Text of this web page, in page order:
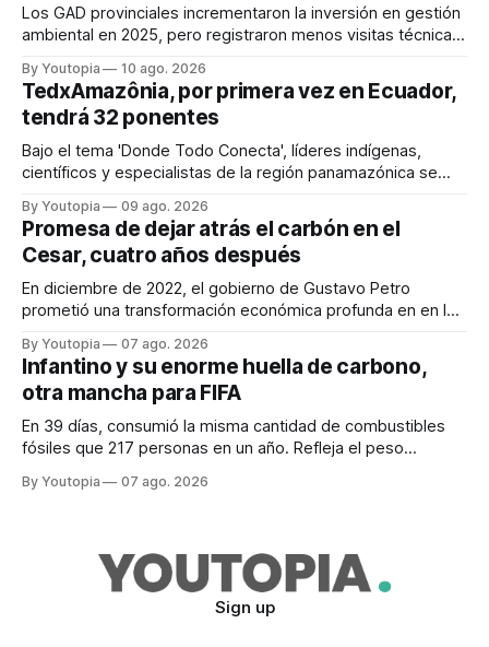
Los GAD provinciales incrementaron la inversión en gestión
ambiental en 2025, pero registraron menos visitas técnicas
By Youtopia 10 ago. 2026
TedxAmazônia, por primera vez en Ecuador,
tendrá 32 ponentes
Bajo el tema 'Donde Todo Conecta', líderes indígenas,
científicos y especialistas de la región panamazónica se
By Youtopia 09 ago. 2026
Promesa de dejar atrás el carbón en el
Cesar, cuatro años después
En diciembre de 2022, el gobierno de Gustavo Petro
prometió una transformación económica profunda en en la
By Youtopia 07 ago. 2026
Infantino y su enorme huella de carbono,
otra mancha para FIFA
En 39 días, consumió la misma cantidad de combustibles
fósiles que 217 personas en un año. Refleja el peso
By Youtopia 07 ago. 2026
Sign up